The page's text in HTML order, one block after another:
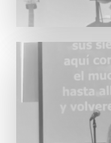
Play Video